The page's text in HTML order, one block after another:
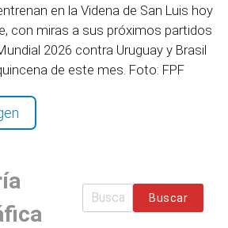
en la Videna de San Luis hoy
con miras a sus próximos partidos
2026 contra Uruguay y Brasil
de este mes. Foto: FPF
Buscar